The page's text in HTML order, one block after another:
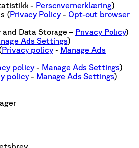
- Personvernerklæring)
(Privacy Policy - Opt-out browser
Data Storage – Privacy Policy)
Ads Settings)
Privacy policy - Manage Ads
policy - Manage Ads Settings)
policy - Manage Ads Settings)